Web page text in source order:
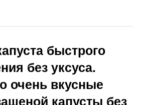
быстрого
без уксуса.
очень вкусные
капусты без